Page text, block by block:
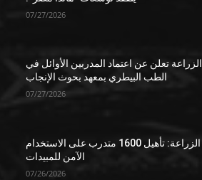
07/27/2026
الزراعة تعلن عن اعتماد المدربين الأوائل في
الطب البيطري بمعهد بحوث الإنجاب
07/27/2026
الزراعة: تأهيل 1600 متدرب على الاستخدام
الآمن للمبيدات
07/26/2026